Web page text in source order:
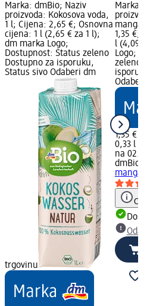
Marka: dmBio; Naziv
proizvoda: Kokosova voda,
1 l; Cijena: 2,65 €; Osnovna
cijena: 1 l (2,65 € za 1 l);
dm marka Logo;
Dostupnost: Status zeleno
Dostupno za isporuku,
Status sivo Odaberi dm
trgovinu
Marka:
manga,
1,35 €;
l (4,09 €
Logo;
zeleno
Odaberi
1,35 €
0,33 l
na
dmBio
manga,